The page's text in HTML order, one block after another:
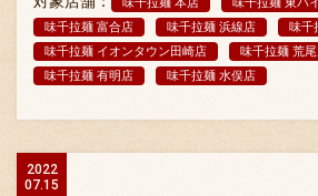
〒869-1107 熊本県菊池郡菊
TEL 096-349-
096-
味千拉麺 富合店
味千拉麺 浜線店
味千
味千拉麺 イオンタウン田崎店
味千拉麺 荒
味千拉麺 有明店
味千拉麺 水俣店
2022
07.15